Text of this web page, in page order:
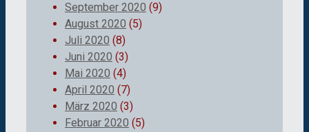
September 2020 (9)
August 2020 (5)
Juli 2020 (8)
Juni 2020 (3)
Mai 2020 (4)
April 2020 (7)
März 2020 (3)
Februar 2020 (5)